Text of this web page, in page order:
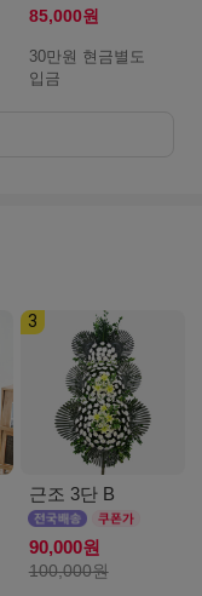
85,000원
30만원 현금별도
입금
근조 3단 B
90,000원
100,000원
3